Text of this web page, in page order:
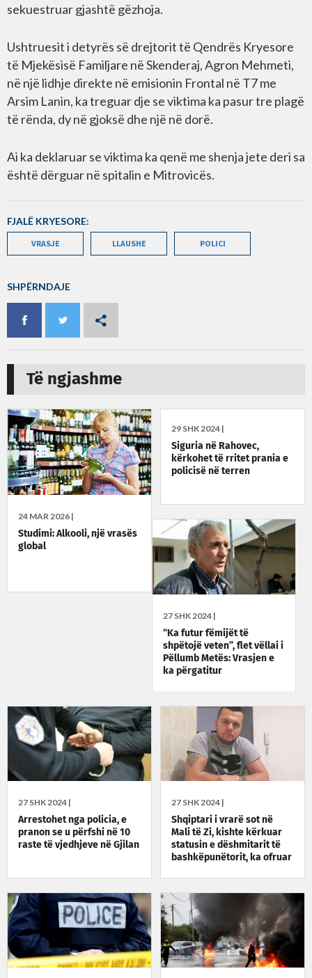
sekuestruar gjashtë gëzhoja.
Ushtruesit i detyrës së drejtorit të Qendrës Kryesore
të Mjekësisë Familjare në Skenderaj, Agron Mehmeti,
në një lidhje direkte në emisionin Frontal në T7 me
Arsim Lanin, ka treguar dje se viktima ka pasur tre plagë
të rënda, dy në gjoksë dhe një në dorë.
Ai ka deklaruar se viktima ka qenë me shenja jete deri sa
është dërguar në spitalin e Mitrovicës.
FJALË KRYESORE:
VRASJE LLAUSHE POLICI
SHPËRNDAJE
Të ngjashme
24 MAR 2026 |
Studimi: Alkooli, një vrasës
global
29 SHK 2024 |
Siguria në Rahovec,
kërkohet të rritet prania e
policisë në terren
27 SHK 2024 |
“Ka futur fëmijët të
shpëtojë veten”, flet vëllai i
Pëllumb Metës: Vrasjen e
ka përgatitur
27 SHK 2024 |
Shqiptari i vrarë sot në
Mali të Zi, kishte kërkuar
statusin e dëshmitarit të
bashkëpunëtorit, ka ofruar
27 SHK 2024 |
Arrestohet nga policia, e
pranon se u përfshi në 10
raste të vjedhjeve në Gjilan